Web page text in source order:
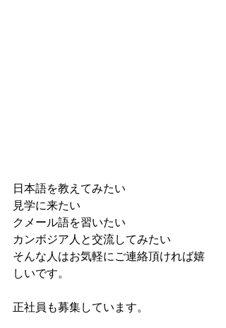
日本語を教えてみたい
見学に来たい
クメール語を習いたい
カンボジア人と交流してみたい
そんな人はお気軽にご連絡頂ければ嬉
しいです。
正社員も募集しています。